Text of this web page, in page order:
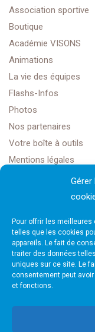
Pour offrir les
telles que les cookies
appareils. Le fait de
traiter des données
uniques sur ce site. Le
consentement peut
et fonctions.
Association sportive
Boutique
Académie VISONS
Animations
La vie des équipes
Flashs-Infos
Photos
Nos partenaires
Votre boîte à outils
Mentions légales
Golf Club
1608 Rte Impériale,
17450 Saint-Laurent-